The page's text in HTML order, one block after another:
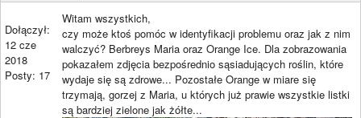
Dołączył:
12 cze
2018
Posty: 17
Witam wszystkich,
czy może ktoś pomóc w identyfikacji problemu oraz jak z nim
walczyć? Berbreys Maria oraz Orange Ice. Dla zobrazowania
pokazałem zdjęcia bezpośrednio sąsiadujących roślin, które
wydaje się są zdrowe... Pozostałe Orange w miare się
trzymają, gorzej z Maria, u których już prawie wszystkie listki
są bardziej zielone jak żółte...